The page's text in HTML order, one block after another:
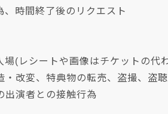
時間終了後のリクエスト
(レシートや画像はチケットの代
改変、特典物の転売、盗撮、盗
出演者との接触行為